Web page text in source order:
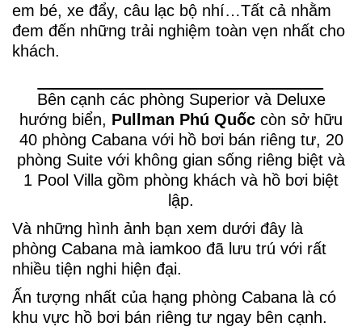
em bé, xe đẩy, câu lạc bộ nhí…Tất cả nhằm
đem đến những trải nghiệm toàn vẹn nhất cho
khách.
Bên cạnh các phòng Superior và Deluxe
hướng biển, Pullman Phú Quốc còn sở hữu
40 phòng Cabana với hồ bơi bán riêng tư, 20
phòng Suite với không gian sống riêng biệt và
1 Pool Villa gồm phòng khách và hồ bơi biệt
lập.
Và những hình ảnh bạn xem dưới đây là
phòng Cabana mà iamkoo đã lưu trú với rất
nhiều tiện nghi hiện đại.
Ấn tượng nhất của hạng phòng Cabana là có
khu vực hồ bơi bán riêng tư ngay bên cạnh.